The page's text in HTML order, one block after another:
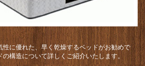
性に優れた、早く乾燥するベッドがお勧めで
構造について詳しくご紹介いたします。